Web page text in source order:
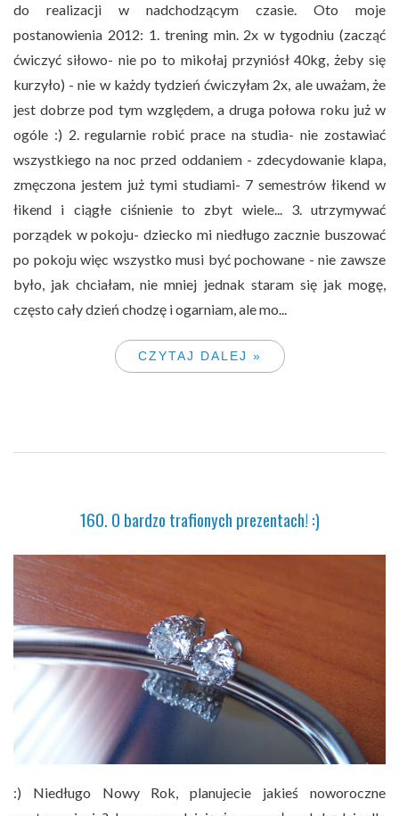
do realizacji w nadchodzącym czasie. Oto moje
postanowienia 2012: 1. trening min. 2x w tygodniu (zacząć
ćwiczyć siłowo- nie po to mikołaj przyniósł 40kg, żeby się
kurzyło) - nie w każdy tydzień ćwiczyłam 2x, ale uważam, że
jest dobrze pod tym względem, a druga połowa roku już w
ogóle :) 2. regularnie robić prace na studia- nie zostawiać
wszystkiego na noc przed oddaniem - zdecydowanie klapa,
zmęczona jestem już tymi studiami- 7 semestrów łikend w
łikend i ciągłe ciśnienie to zbyt wiele... 3. utrzymywać
porządek w pokoju- dziecko mi niedługo zacznie buszować
po pokoju więc wszystko musi być pochowane - nie zawsze
było, jak chciałam, nie mniej jednak staram się jak mogę,
często cały dzień chodzę i ogarniam, ale mo...
CZYTAJ DALEJ »
160. O bardzo trafionych prezentach! :)
:) Niedługo Nowy Rok, planujecie jakieś noworoczne